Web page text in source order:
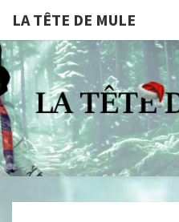
LA TÊTE DE MULE